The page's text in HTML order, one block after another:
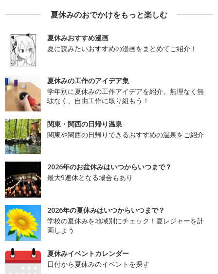
夏休みのおでかけをもっと楽しむ
夏休みおすすめ漫画
夏に読みたいおすすめの漫画をまとめてご紹介！
夏休みの工作のアイデア集
学年別に夏休みの工作アイデアを紹介。無理なく無
駄なく、自由工作に取り組もう！
関東・関西の日帰り温泉
関東や関西の日帰りできるおすすめの温泉をご紹介
2026年のお盆休みはいつからいつまで？
最大9連休となる場合もあり
2026年の夏休みはいつからいつまで？
学校の夏休みを地域別にチェック！夏レジャーを計
画しよう
夏休みイベントカレンダー
日付から夏休みのイベントを探す